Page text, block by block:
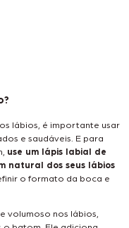
lábios, é importante usar
e saudáveis. E para
use um lápis labial de
natural dos seus lábios
o formato da boca e
volumoso nos lábios,